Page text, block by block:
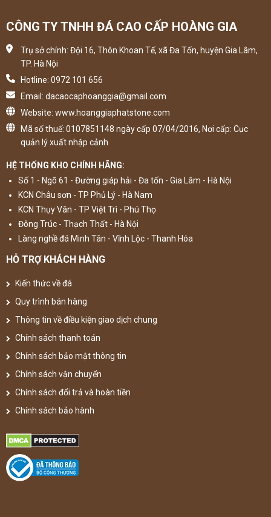
CÔNG TY TNHH ĐÁ CAO CẤP HOÀNG GIA
Trụ sở chính: Đội 16, Thôn Khoan Tế, xã Đa Tốn, huyện Gia Lâm,
TP. Hà Nội
Hotline: 0972 101 656
Email: dacaocaphoanggia@gmail.com
Website: www.hoanggiaphatstone.com
Mã số thuế: 0107851148 ngày cấp 07/04/2016, Nơi cấp: Cục
quản lý xuất nhập cảnh
HỆ THỐNG KHO CHÍNH HÃNG:
Số 1 - Ngõ 61 - Đường giáp hải - Đa tốn - Gia Lâm - Hà Nội
KCN Châu sơn - TP Phủ Lý - Hà Nam
KCN Thụy Vân - TP Việt Trì - Phú Thọ
Đông Trúc - Thạch Thất - Hà Nội
Làng nghề đá Minh Tân - Vĩnh Lộc - Thanh Hóa
HỖ TRỢ KHÁCH HÀNG
Kiến thức về đá
Quy trình bán hàng
Thông tin về điều kiện giao dịch chung
Chính sách thanh toán
Chính sách bảo mật thông tin
Chính sách vận chuyển
Chính sách đổi trả và hoàn tiền
Chính sách bảo hành